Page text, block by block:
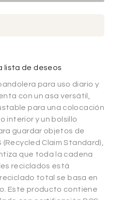
lista de deseos
para uso diario y
con un asa versátil,
para una colocación
interior y un bolsillo
guardar objetos de
Claim Standard),
que toda la cadena
reciclados está
total se basa en
Este producto contiene